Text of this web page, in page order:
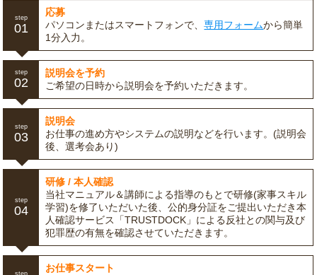
step
01
応募
パソコンまたはスマートフォンで、専用フォームから簡単
1分入力。
step
02
説明会を予約
ご希望の日時から説明会を予約いただきます。
step
03
説明会
お仕事の進め方やシステムの説明などを行います。(説明会
後、選考会あり)
step
04
研修 / 本人確認
当社マニュアル＆講師による指導のもとで研修(家事スキル
学習)を修了いただいた後、公的身分証をご提出いただき本
人確認サービス「TRUSTDOCK」による反社との関与及び
犯罪歴の有無を確認させていただきます。
お仕事スタート